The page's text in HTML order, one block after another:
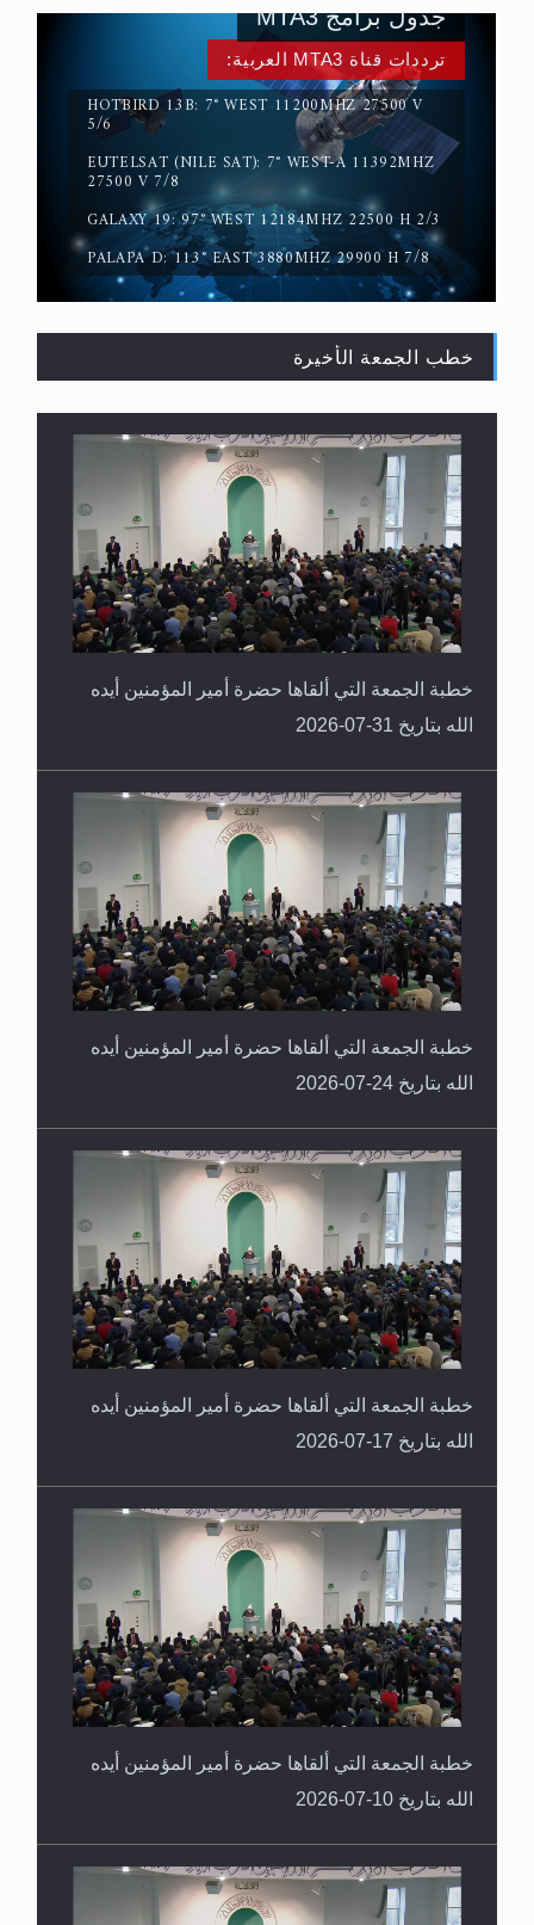
حقيقة المسيح الدجال
القرآن قاضٍ وحكمٌ على السنة ومهيمنٌ عليها.. ليس
العكس
ترددات قناة MTA3 العربية:
HOTBIRD 13B: 7° WEST 11200MHZ 27500 V
5/6
EUTELSAT (NILE SAT): 7° WEST-A 11392MHZ
27500 V 7/8
GALAXY 19: 97° WEST 12184MHZ 22500 H 2/3
PALAPA D: 113° EAST 3880MHZ 29900 H 7/8
جدول برامج MTA3
خطب الجمعة الأخيرة
خطبة الجمعة التي ألقاها حضرة أمير المؤمنين أيده
الله بتاريخ 31-07-2026
خطبة الجمعة التي ألقاها حضرة أمير المؤمنين أيده
الله بتاريخ 24-07-2026
خطبة الجمعة التي ألقاها حضرة أمير المؤمنين أيده
الله بتاريخ 17-07-2026
خطبة الجمعة التي ألقاها حضرة أمير المؤمنين أيده
الله بتاريخ 10-07-2026